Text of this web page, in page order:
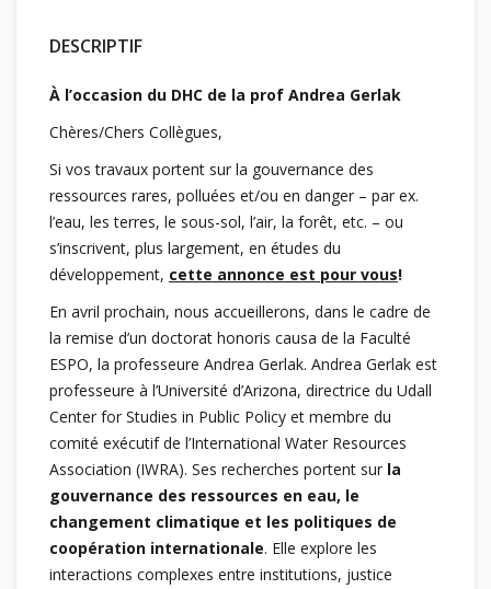
DESCRIPTIF
À l’occasion du DHC de la prof Andrea Gerlak
Chères/Chers Collègues,
Si vos travaux portent sur la gouvernance des
ressources rares, polluées et/ou en danger – par ex.
l’eau, les terres, le sous-sol, l’air, la forêt, etc. – ou
s’inscrivent, plus largement, en études du
développement, cette annonce est pour vous!
En avril prochain, nous accueillerons, dans le cadre de
la remise d’un doctorat honoris causa de la Faculté
ESPO, la professeure Andrea Gerlak. Andrea Gerlak est
professeure à l’Université d’Arizona, directrice du Udall
Center for Studies in Public Policy et membre du
comité exécutif de l’International Water Resources
Association (IWRA). Ses recherches portent sur la
gouvernance des ressources en eau, le
changement climatique et les politiques de
coopération internationale. Elle explore les
interactions complexes entre institutions, justice